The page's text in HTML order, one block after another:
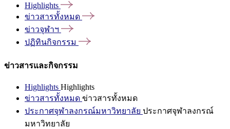
Highlights
ข่าวสารทั้งหมด
ข่าวจุฬาฯ
ปฏิทินกิจกรรม
ข่าวสารและกิจกรรม
Highlights Highlights
ข่าวสารทั้งหมด ข่าวสารทั้งหมด
ประกาศจุฬาลงกรณ์มหาวิทยาลัย ประกาศจุฬาลงกรณ์
มหาวิทยาลัย